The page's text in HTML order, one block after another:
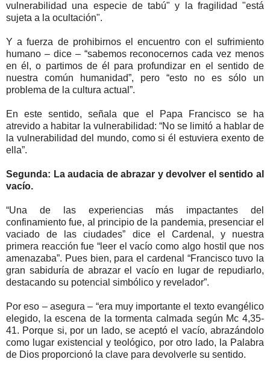
vulnerabilidad una especie de tabú" y la fragilidad "está
sujeta a la ocultación".
Y a fuerza de prohibirnos el encuentro con el sufrimiento
humano – dice – “sabemos reconocernos cada vez menos
en él, o partimos de él para profundizar en el sentido de
nuestra común humanidad”, pero “esto no es sólo un
problema de la cultura actual”.
En este sentido, señala que el Papa Francisco se ha
atrevido a habitar la vulnerabilidad: “No se limitó a hablar de
la vulnerabilidad del mundo, como si él estuviera exento de
ella”.
Segunda: La audacia de abrazar y devolver el sentido al
vacío.
“Una de las experiencias más impactantes del
confinamiento fue, al principio de la pandemia, presenciar el
vaciado de las ciudades” dice el Cardenal, y nuestra
primera reacción fue “leer el vacío como algo hostil que nos
amenazaba”. Pues bien, para el cardenal “Francisco tuvo la
gran sabiduría de abrazar el vacío en lugar de repudiarlo,
destacando su potencial simbólico y revelador”.
Por eso – asegura – “era muy importante el texto evangélico
elegido, la escena de la tormenta calmada según Mc 4,35-
41. Porque si, por un lado, se aceptó el vacío, abrazándolo
como lugar existencial y teológico, por otro lado, la Palabra
de Dios proporcionó la clave para devolverle su sentido.